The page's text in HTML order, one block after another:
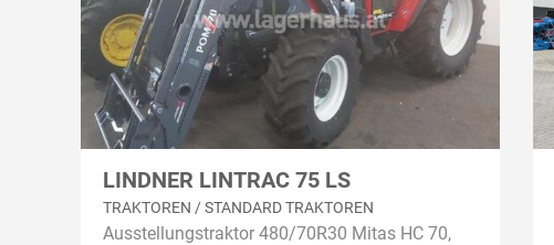
LINDNER LINTRAC 75 LS
TRAKTOREN / STANDARD TRAKTOREN
Ausstellungstraktor 480/70R30 Mitas HC 70,